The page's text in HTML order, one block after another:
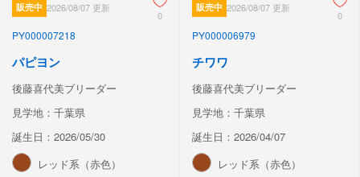
販売中 2026/08/07 更新
0
PY000007218
パピヨン
後藤喜代美ブリーダー
見学地：千葉県
誕生日：2026/05/30
レッド系（赤色）
販売中 2026/08/07 更新
0
PY000006979
チワワ
後藤喜代美ブリーダー
見学地：千葉県
誕生日：2026/04/07
レッド系（赤色）